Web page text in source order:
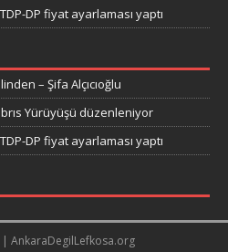
DP fiyat ayarlaması yaptı
– Şifa Alçıcıoğlu
Yürüyüşü düzenleniyor
DP fiyat ayarlaması yaptı
AnkaraDegilLefkosa.org